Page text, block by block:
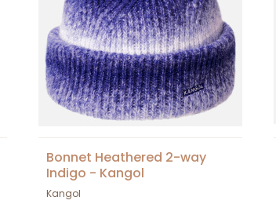
Bonnet Heathered 2-way
Indigo - Kangol
Kangol